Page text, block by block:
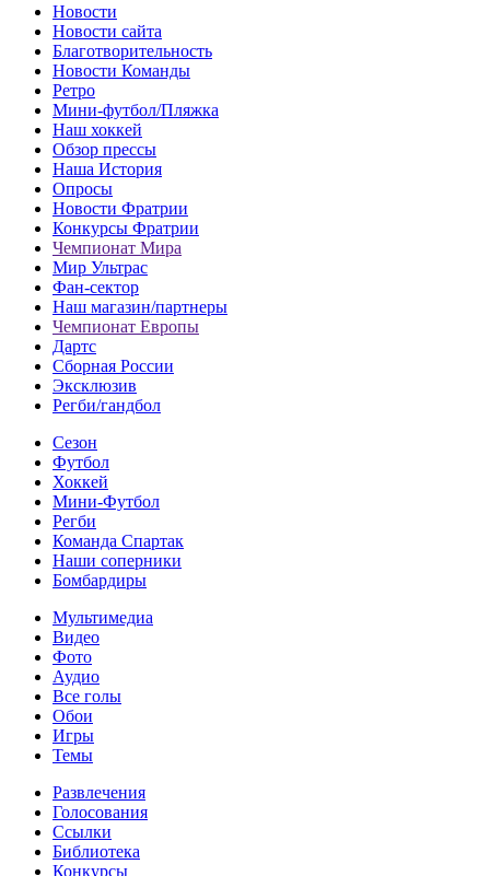
Новости
Новости сайта
Благотворительность
Новости Команды
Ретро
Мини-футбол/Пляжка
Наш хоккей
Обзор прессы
Наша История
Опросы
Новости Фратрии
Конкурсы Фратрии
Чемпионат Мира
Мир Ультрас
Фан-cектор
Наш магазин/партнеры
Чемпионат Европы
Дартс
Сборная России
Эксклюзив
Регби/гандбол
Сезон
Футбол
Хоккей
Мини-Футбол
Регби
Команда Спартак
Наши соперники
Бомбардиры
Мультимедиа
Видео
Фото
Аудио
Все голы
Обои
Игры
Темы
Развлечения
Голосования
Ссылки
Библиотека
Конкурсы